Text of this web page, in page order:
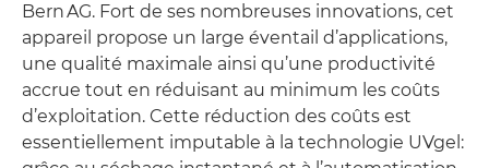
Bern AG. Fort de ses nombreuses innovations, cet
appareil propose un large éventail d’applications,
une qualité maximale ainsi qu’une productivité
accrue tout en réduisant au minimum les coûts
d’exploitation. Cette réduction des coûts est
essentiellement imputable à la technologie UVgel: